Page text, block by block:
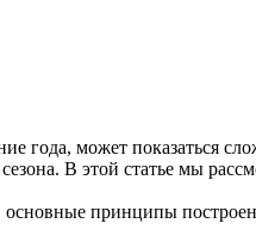
года, может показаться
В этой статье мы
принципы